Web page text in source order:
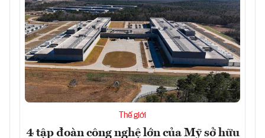
Thế giới
4 tập đoàn công nghệ lớn của Mỹ sở hữu